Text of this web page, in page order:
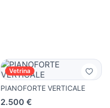
Vetrina
PIANOFORTE VERTICALE
2.500 €